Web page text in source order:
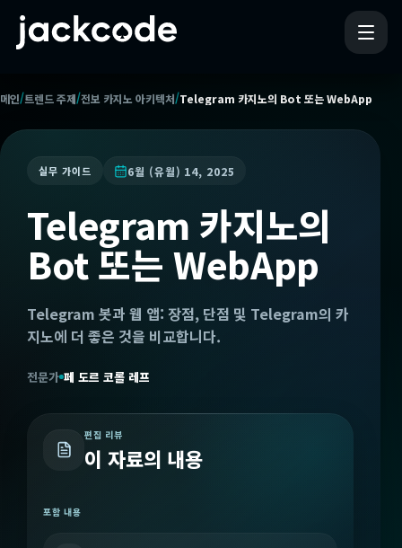
메인/트렌드 주제/전보 카지노 아키텍처/Telegram 카지노의 Bot 또는 WebApp
실무 가이드 6월 (유월) 14, 2025
Telegram 카지노의
Bot 또는 WebApp
Telegram 봇과 웹 앱: 장점, 단점 및 Telegram의 카
지노에 더 좋은 것을 비교합니다.
전문가 페 도르 코롤 레프
편집 리뷰
이 자료의 내용
포함 내용